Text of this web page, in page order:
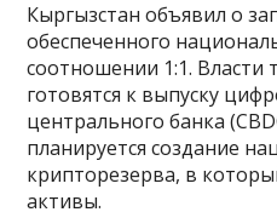
Кыргызстан объявил о
обеспеченного
соотношении 1:1. Власти
готовятся к выпуску
центрального банка
планируется создание
крипторезерва, в
активы.